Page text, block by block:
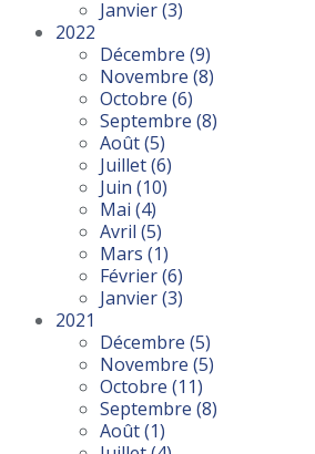
Janvier(3)
2022
Décembre (9)
Novembre (8)
Octobre (6)
Septembre (8)
Août(5)
Juillet(6)
Juin (10)
Mai (4)
Avril (5)
Mars (1)
Février(6)
Janvier(3)
2021
Décembre (5)
Novembre (5)
Octobre (11)
Septembre (8)
Août(1)